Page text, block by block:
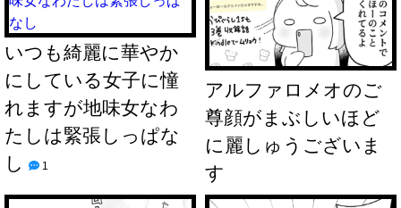
いつも綺麗に華やか
にしている女子に憧
れますが地味女なわ
たしは緊張しっぱな
し
1
アルファロメオのご
尊顔がまぶしいほど
に麗しゅうございま
す